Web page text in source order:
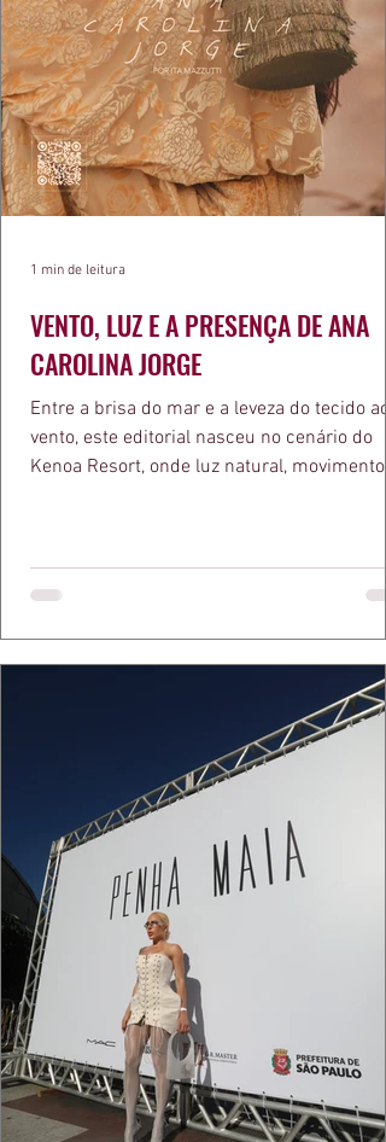
VENTO, LUZ E A PRESENÇA DE ANA
CAROLINA JORGE
Entre a brisa do mar e a leveza do tecido ao
vento, este editorial nasceu no cenário do
Kenoa Resort, onde luz natural, movimento e
algo de intemporal em vestir o vento e
que ele conduza a cena. Cada dobra do
cada reflexo dourado da luz sobre a pe
1 min de leitura